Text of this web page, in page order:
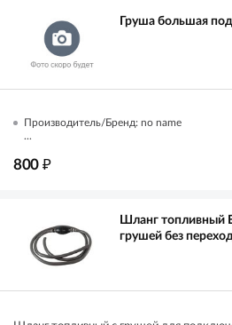
Груша большая
Производитель/Бренд: no name
...
800 ₽
Шланг топливный
грушей без